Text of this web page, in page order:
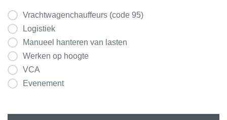
Vrachtwagenchauffeurs (code 95)
Logistiek
Manueel hanteren van lasten
Werken op hoogte
VCA
Evenement